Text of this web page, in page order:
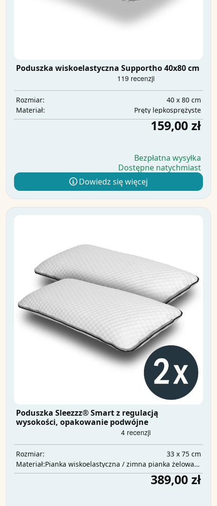
Poduszka wiskoelastyczna Supportho 40x80 cm
Rozmiar:
40 x 80 cm
Materiał:
Pręty lepkosprężyste
159,00 zł
Bezpłatna wysyłka
Dostępne natychmiast
Dowiedz się więcej
Poduszka Sleezzz® Smart z regulacją
wysokości, opakowanie podwójne
Rozmiar:
33 x 75 cm
Materiał:
Pianka wiskoelastyczna / zimna pianka żelowa / wata poliestrowa
389,00 zł